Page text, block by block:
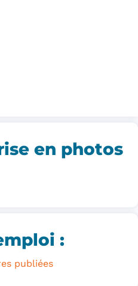
en photos
:
publiées